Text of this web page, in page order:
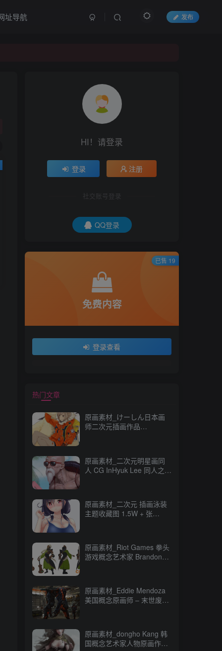
址导航 发布
HI！请登录
登录 注册
社交账号登录
QQ登录
免费内容
登录查看
已售 19
热门文章
原画素材_けーしん日本画
师二次元插画作品
原画素材_二次元明星画同
人 CG InHyuk Lee 同人之神
原画素材_二次元 插画泳装
主题收藏图 1.5W + 张
原画素材_Riot Games 拳头
游戏概念艺术家 Brandon
原画素材_Eddie Mendoza
美国概念原画师 – 末世废土
原画素材_dongho Kang 韩
国概念艺术家人物原画作品